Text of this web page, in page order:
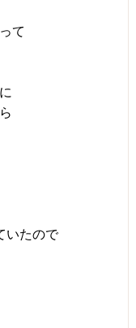
て
いたので